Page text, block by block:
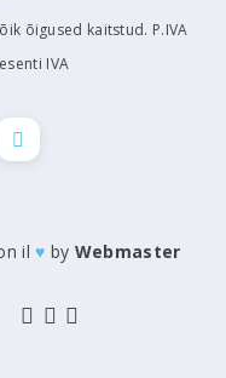
õigused kaitstud. P.IVA
IVA
il♥ by Webmaster